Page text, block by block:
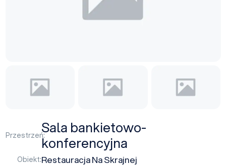
Przestrzeń:Sala bankietowo-
konferencyjna
Obiekt:Restauracja Na Skrajnej